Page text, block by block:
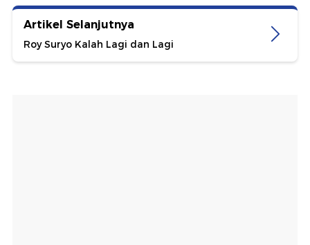
Artikel Selanjutnya
Roy Suryo Kalah Lagi dan Lagi